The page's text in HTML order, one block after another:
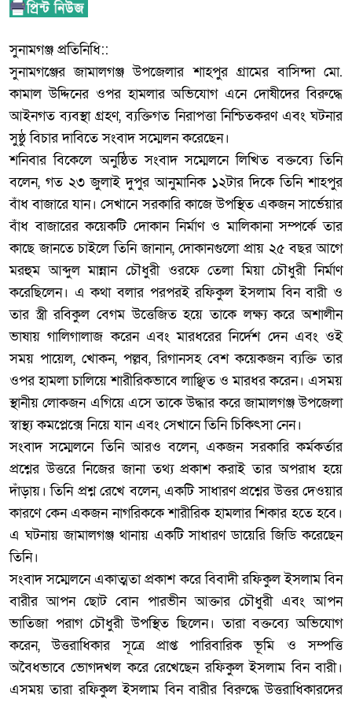
‎সুনামগঞ্জ প্রতিনিধি::
‎সুনামগঞ্জের জামালগঞ্জ উপজেলার শাহপুর গ্রামের বাসিন্দা মো.
কামাল উদ্দিনের ওপর হামলার অভিযোগ এনে দোষীদের বিরুদ্ধে
আইনগত ব্যবস্থা গ্রহণ, ব্যক্তিগত নিরাপত্তা নিশ্চিতকরণ এবং ঘটনার
সুষ্ঠু বিচার দাবিতে সংবাদ সম্মেলন করেছেন।
‎শনিবার বিকেলে অনুষ্ঠিত সংবাদ সম্মেলনে লিখিত বক্তব্যে তিনি
বলেন, গত ২৩ জুলাই দুপুর আনুমানিক ১২টার দিকে তিনি শাহপুর
বাঁধ বাজারে যান। সেখানে সরকারি কাজে উপস্থিত একজন সার্ভেয়ার
বাঁধ বাজারের কয়েকটি দোকান নির্মাণ ও মালিকানা সম্পর্কে তার
কাছে জানতে চাইলে তিনি জানান, দোকানগুলো প্রায় ২৫ বছর আগে
মরহুম আব্দুল মান্নান চৌধুরী ওরফে তেলা মিয়া চৌধুরী নির্মাণ
করেছিলেন। এ কথা বলার পরপরই রফিকুল ইসলাম বিন বারী ও
তার স্ত্রী রবিকুল বেগম উত্তেজিত হয়ে তাকে লক্ষ্য করে অশালীন
ভাষায় গালিগালাজ করেন এবং মারধরের নির্দেশ দেন এবং ওই
সময় পায়েল, খোকন, পল্লব, রিগানসহ বেশ কয়েকজন ব্যক্তি তার
ওপর হামলা চালিয়ে শারীরিকভাবে লাঞ্ছিত ও মারধর করেন। এসময়
স্থানীয় লোকজন এগিয়ে এসে তাকে উদ্ধার করে জামালগঞ্জ উপজেলা
স্বাস্থ্য কমপ্লেক্সে নিয়ে যান এবং সেখানে তিনি চিকিৎসা নেন।
‎সংবাদ সম্মেলনে তিনি আরও বলেন, একজন সরকারি কর্মকর্তার
প্রশ্নের উত্তরে নিজের জানা তথ্য প্রকাশ করাই তার অপরাধ হয়ে
দাঁড়ায়। তিনি প্রশ্ন রেখে বলেন, একটি সাধারণ প্রশ্নের উত্তর দেওয়ার
কারণে কেন একজন নাগরিককে শারীরিক হামলার শিকার হতে হবে।
এ ঘটনায় জামালগঞ্জ থানায় একটি সাধারণ ডায়েরি জিডি করেছেন
তিনি।
‎সংবাদ সম্মেলনে একাত্মতা প্রকাশ করে বিবাদী রফিকুল ইসলাম বিন
বারীর আপন ছোট বোন পারভীন আক্তার চৌধুরী এবং আপন
ভাতিজা পরাগ চৌধুরী উপস্থিত ছিলেন। তারা বক্তব্যে অভিযোগ
করেন, উত্তরাধিকার সূত্রে প্রাপ্ত পারিবারিক ভূমি ও সম্পত্তি
অবৈধভাবে ভোগদখল করে রেখেছেন রফিকুল ইসলাম বিন বারী।
এসময় তারা রফিকুল ইসলাম বিন বারীর বিরুদ্ধে উত্তরাধিকারদের